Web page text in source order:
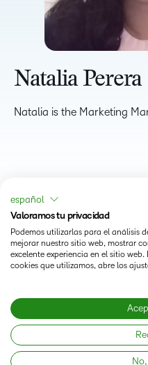
Natalia Perera
Natalia is the Marketing
Status
Modern Slavery Statement
español
Valoramos tu privacidad
Podemos utilizarlas para el análisis
mejorar nuestro sitio web, mostrar
excelente experiencia en el sitio
cookies que utilizamos, abre los